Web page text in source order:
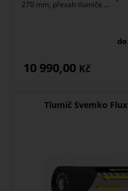
270 mm, přesah tlumiče ...
10 990,00 Kč
Tlumič Svemko